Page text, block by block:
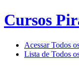
Cursos
Acessar Todos
Lista de Todos